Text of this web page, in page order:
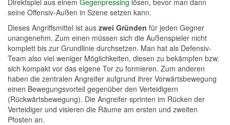
Direktspiel aus einem Gegenpressing lösen, bevor man dann
seine Offensiv-Außen in Szene setzen kann.
Dieses Angriffsmittel ist aus zwei Gründen für jeden Gegner
unangenehm. Zum einen müssen sich die Außenspieler nicht
komplett bis zur Grundlinie durchsetzen. Man hat als Defensiv-
Team also viel weniger Möglichkeiten, diesen zu bekämpfen bzw.
sich kompakt vor das eigene Tor zu formieren. Zum anderen
haben die zentralen Angreifer aufgrund ihrer Vorwärtsbewegung
einen Bewegungsvorteil gegenüber den Verteidigern
(Rückwärtsbewegung). Die Angreifer sprinten im Rücken der
Verteidiger und visieren die Räume am ersten und zweiten
Pfosten an.